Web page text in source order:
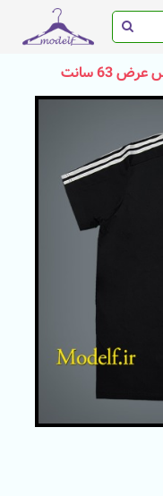
63 سانت